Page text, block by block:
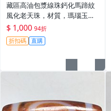
藏區高油包漿線珠鈣化馬蹄紋
風化老天珠，材質，瑪瑙玉
髓，尺寸：49.4×13左 天珠 瑪
瑙 硃砂【德寶齋】408
$ 1,000 94折
折扣碼 直購